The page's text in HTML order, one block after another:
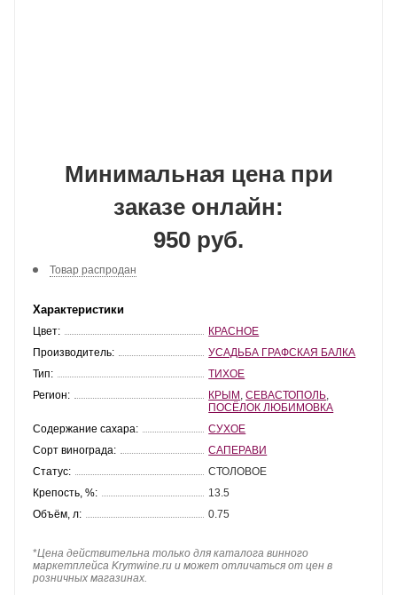
Минимальная цена при
заказе онлайн:
950 руб.
Товар распродан
Характеристики
Цвет:
КРАСНОЕ
Производитель:
УСАДЬБА ГРАФСКАЯ БАЛКА
Тип:
ТИХОЕ
Регион:
КРЫМ ,СЕВАСТОПОЛЬ
ПОСЁЛОК ЛЮБИМОВКА
Содержание сахара:
СУХОЕ
Сорт винограда:
САПЕРАВИ
Статус:
СТОЛОВОЕ
Крепость, %:
13.5
Объём, л:
0.75
*Цена действительна только для каталога винного
маркетплейса Krymwine.ru и может отличаться от цен в
розничных магазинах.